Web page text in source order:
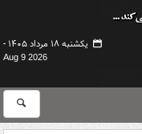
یکشنبه ۱۸ مرداد ۱۴۰۵ -
Aug 9 2026